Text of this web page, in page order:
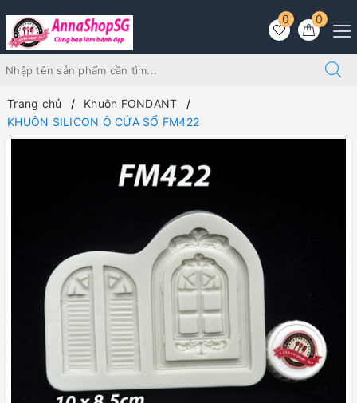
0
0
Trang chủ
Khuôn FONDANT
KHUÔN SILICON Ô CỬA SỔ FM422